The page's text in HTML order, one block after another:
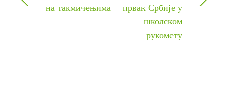
на такмичењима
првак Србије у
школском
рукомету